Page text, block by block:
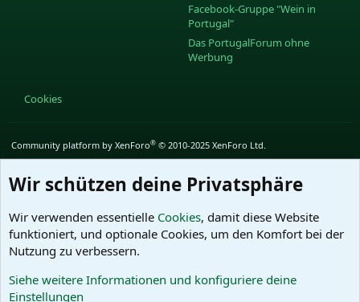
Facebook-Gruppe "Wein in
Portugal"
Das PortugalForum ohne
Werbung
Cookies
Community platform by XenForo® © 2010-2025 XenForo Ltd.
Wir schützen deine Privatsphäre
Wir verwenden essentielle Cookies, damit diese Website
funktioniert, und optionale Cookies, um den Komfort bei der
Nutzung zu verbessern.
Siehe weitere Informationen und konfiguriere deine
Einstellungen